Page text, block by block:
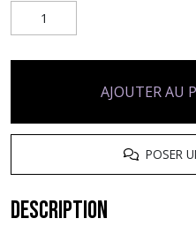
AJOUTER AU
POSER
Description